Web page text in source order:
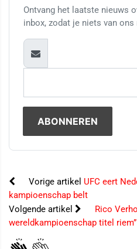
Ontvang het laatste nieuws
inbox, zodat je niets van ons
Vorige artikel UFC eert
kampioenschap belt
Volgende artikel
Rico
wereldkampioenschap titel riem”